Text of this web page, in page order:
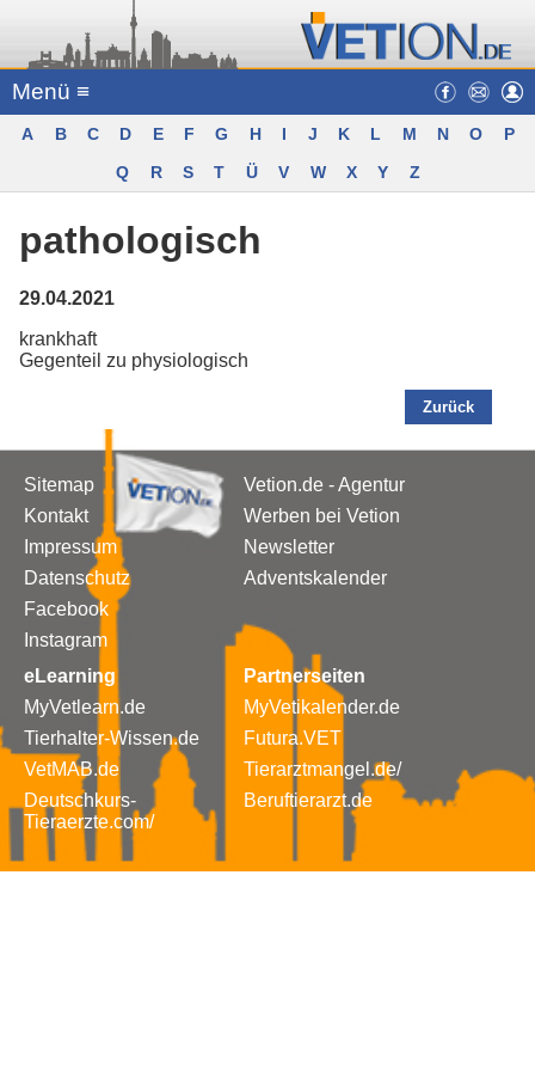
Menü ≡
A B C D E F G H I J K L M N O
P
Q
R S T Ü V W X Y Z
pathologisch
29.04.2021
krankhaft
Gegenteil zu physiologisch
Zurück
Sitemap
Kontakt
Impressum
Datenschutz
Facebook
Instagram
Vetion.de - Agentur
Werben bei Vetion
Newsletter
Adventskalender
eLearning
MyVetlearn.de
Tierhalter-Wissen.de
VetMAB.de
Deutschkurs-
Tieraerzte.com/
Partnerseiten
MyVetikalender.de
Futura.VET
Tierarztmangel.de/
Beruftierarzt.de